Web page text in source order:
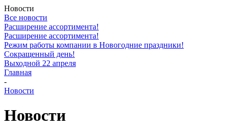
Новости
Все новости
Расширение ассортимента!
Расширение ассортимента!
Режим работы компании в Новогодние праздники!
Сокращенный день!
Выходной 22 апреля
Главная
-
Новости
Новости